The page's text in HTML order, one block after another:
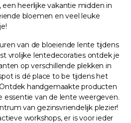
heerlijke vakantie midden in
bloemen en veel leuke
van de bloeiende lente tijdens
vrolijke lentedecoraties ontdek je
op verschillende plekken in
is dé place to be tijdens het
handgemaakte producten
essentie van de lente weergeven.
van gezinsvriendelijk plezier!
workshops, er is voor ieder